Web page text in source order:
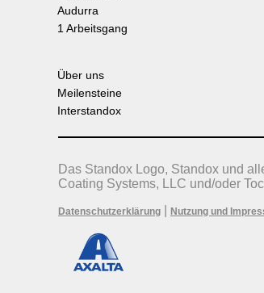
Audurra
1 Arbeitsgang
Über uns
Meilensteine
Interstandox
Das Standox Logo, Standox und
Coating Systems, LLC und/oder
Datenschutzerklärung Nutzung und